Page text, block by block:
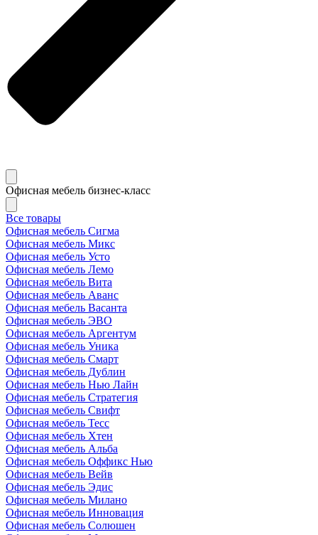
Офисная мебель бизнес-класс
Все товары
Офисная мебель Сигма
Офисная мебель Микс
Офисная мебель Усто
Офисная мебель Лемо
Офисная мебель Вита
Офисная мебель Аванс
Офисная мебель Васанта
Офисная мебель ЭВО
Офисная мебель Аргентум
Офисная мебель Уника
Офисная мебель Смарт
Офисная мебель Дублин
Офисная мебель Нью Лайн
Офисная мебель Стратегия
Офисная мебель Свифт
Офисная мебель Тесс
Офисная мебель Хтен
Офисная мебель Альба
Офисная мебель Оффикс Нью
Офисная мебель Вейв
Офисная мебель Эдис
Офисная мебель Милано
Офисная мебель Инновация
Офисная мебель Солюшен